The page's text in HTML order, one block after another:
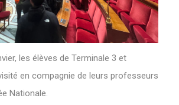
les élèves de Terminale 3 et
en compagnie de leurs professeurs
Nationale.